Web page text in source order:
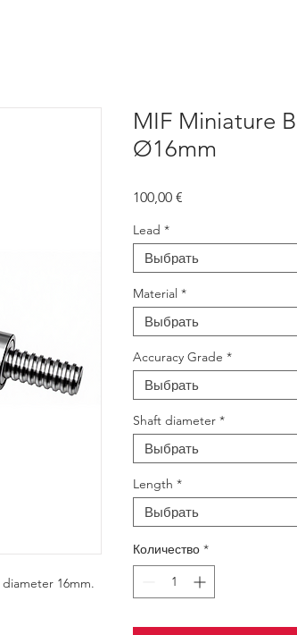
16mm.
MIF Miniature
Ø16mm
100,00 €
Lead *
Выбрать
Material *
Выбрать
Accuracy Grade *
Выбрать
Shaft diameter *
Выбрать
Length *
Выбрать
Количество *